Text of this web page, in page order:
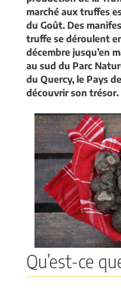
marché aux truffes
du Goût. Des
truffe se déroulent
décembre jusqu’en
au sud du Parc
du Quercy, le Pays
découvrir son trésor.
Qu’est-ce